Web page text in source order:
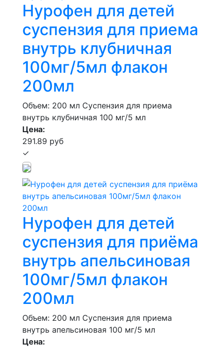
Нурофен для детей
суспензия для приема
внутрь клубничная
100мг/5мл флакон
200мл
Объем: 200 мл Суспензия для приема
внутрь клубничная 100 мг/5 мл
Цена:
291.89 руб
✓
Нурофен для детей
суспензия для приёма
внутрь апельсиновая
100мг/5мл флакон
200мл
Объем: 200 мл Суспензия для приема
внутрь апельсиновая 100 мг/5 мл
Цена: